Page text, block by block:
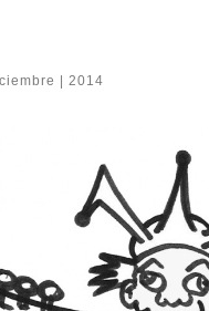
| 2014